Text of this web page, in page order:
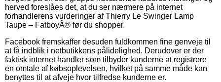
herved foreslåes det, at du ser nærmere på internet
forhandlerens vurderinger af Thierry Le Swinger Lamp
Taupe – FatboyÂ® før du shopper.
Facebook fremskaffer desuden fuldkommen fine genveje til
at få indblik i netbutikkens pålidelighed. Derudover er der
faktisk internet handler som tilbyder kunderne at registrere
en omtale af købsoplevelsen, hvilket på samme måde kan
benyttes til at afveje hvor tilfredse kunderne er.